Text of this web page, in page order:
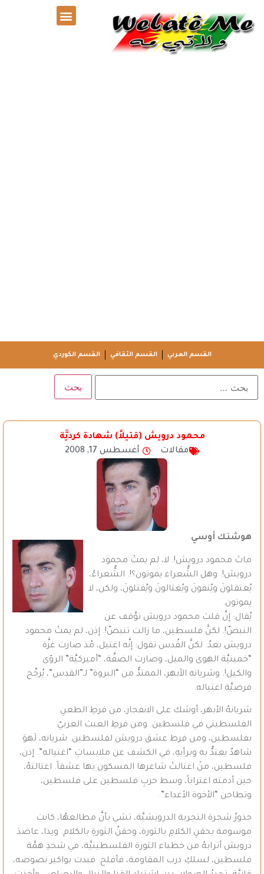
القسم العربي القسم الثقافي القسم الكوردي
محمود درويش (قتيلاً) شهادة كرديَّة
مقالات
أغسطس 17, 2008
هوشنك أوسي
ماتَ محمود درويش!. لا، لم يمتْ محمود
درويش!. وهل الشُّعراء يموتون؟!. الشُّعراءُ،
يُعتقلونَ ويٌنفونَ ويُغتالونَ ويُقتلونَ، ولكن، لا
يموتون.
يُقال: إنَّ قلبَ محمود درويش توَّقف عن
النبضّ!. لكنَّ فلسطين، ما زالت تنبضّ!. إذن، لم يمتْ محمود
درويش بعدُ. لكنَّ القُدس تقول: إنَّه اغتيل، مُذ صارت غزَّة
“خمينيَّة الهوى والميل، وصارت الضفَّة، “أميركيَّة” الرؤى
والكيل!. وشريانه الأبهر، الممتدُّ من “البروة” لـ”القدس”، يُرجِّح
فرضيَّة اغتياله.
شريانهُ الأبهر، أوشك على الانفجار، من فرطِ الطعنِ
الفلسطيني في فلسطين. ومن فرطِ العبث العربيّ
بفلسطين، ومن فرط عشق درويش لفلسطين. شريانه، لَهوَ
شاهدٌ يعتدُّ به وبرأيهِ، في الكشف عن ملابساتِ “اغتياله”. إذن،
فلسطين، منْ اغتالتْ شاعرها المسكون بها عشقاً. اغتالتهُ،
حين أدمته اغتراباً، وسط حربِ فلسطين على فلسطين،
وتطاحن “الأخوة الأعداء”.
جذورُ شجرة التجربة الدرويشيَّة، تشي بأنَّ مطالعهُا، كانت
موسومة بحقنِ الكلامِ بالثورة، وحقنُ الثورةِ بالكلام. وبذا، عاضدَ
درويش أترابهُ من خطباء الثورة الفلسطينيَّة، في شحذِ همَّة
فلسطين، لسلكِ درب المقاومة، فأفلح. فبدت بواكير نصوصه،